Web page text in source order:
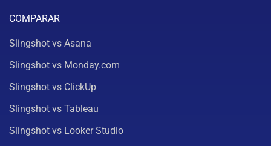
COMPARAR
Slingshot vs Asana
Slingshot vs Monday.com
Slingshot vs ClickUp
Slingshot vs Tableau
Slingshot vs Looker Studio